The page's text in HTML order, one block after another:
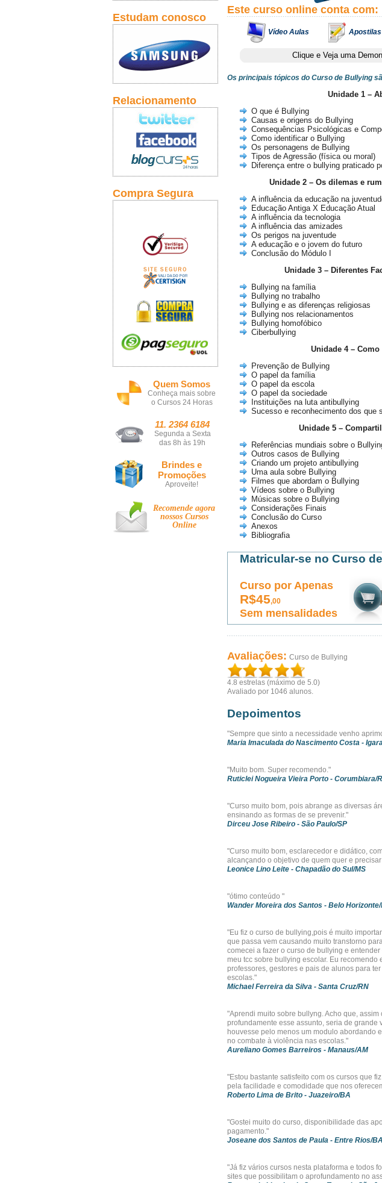
Estudam conosco
Relacionamento
Compra Segura
Quem Somos
Conheça mais sobre
o Cursos 24 Horas
11. 2364 6184
Segunda a Sexta
das 8h às 19h
Brindes e
Promoções
Aproveite!
Recomende agora
nossos Cursos
Online
Este curso online conta com:
Vídeo Aulas Apostilas
Clique e Veja uma
Os principais tópicos do Curso de Bullying
Unidade 1 –
O que é Bullying
Causas e origens do Bullying
Consequências Psicológicas e
Como identificar o Bullying
Os personagens de Bullying
Tipos de Agressão (física ou moral)
Diferença entre o bullying praticado
Unidade 2 – Os dilemas e
A influência da educação na
Educação Antiga X Educação Atual
A influência da tecnologia
A influência das amizades
Os perigos na juventude
A educação e o jovem do futuro
Conclusão do Módulo I
Unidade 3 – Diferentes
Bullying na família
Bullying no trabalho
Bullying e as diferenças religiosas
Bullying nos relacionamentos
Bullying homofóbico
Ciberbullying
Unidade 4 –
Prevenção de Bullying
O papel da família
O papel da escola
O papel da sociedade
Instituições na luta antibullying
Sucesso e reconhecimento dos que
Unidade 5 –
Referências mundiais sobre o
Outros casos de Bullying
Criando um projeto antibullying
Uma aula sobre Bullying
Filmes que abordam o Bullying
Vídeos sobre o Bullying
Músicas sobre o Bullying
Considerações Finais
Conclusão do Curso
Anexos
Bibliografia
Matricular-se no Curso
Curso por Apenas
R$45,00
Sem mensalidades
Avaliações: Curso de Bullying
4.8 estrelas (máximo de 5.0)
Avaliado por 1046 alunos.
Depoimentos
"Sempre que sinto a necessidade venho
Maria Imaculada do Nascimento Costa -
"Muito bom. Super recomendo."
Ruticlei Nogueira Vieira Porto - Corumbiara/
"Curso muito bom, pois abrange as diversas
ensinando as formas de se prevenir."
Dirceu Jose Ribeiro - São Paulo/SP
"Curso muito bom, esclarecedor e didático,
alcançando o objetivo de quem quer e
Leonice Lino Leite - Chapadão do Sul/MS
"ótimo conteúdo "
Wander Moreira dos Santos - Belo Horizonte/
"Eu fiz o curso de bullying,pois é muito
que passa vem causando muito transtorno
comecei a fazer o curso de bullying e
meu tcc sobre bullying escolar. Eu
professores, gestores e pais de alunos para
escolas."
Michael Ferreira da Silva - Santa Cruz/RN
"Aprendi muito sobre bullyng. Acho que,
profundamente esse assunto, seria de
houvesse pelo menos um modulo abordando
no combate à violência nas escolas."
Aureliano Gomes Barreiros - Manaus/AM
"Estou bastante satisfeito com os cursos que
pela facilidade e comodidade que nos
Roberto Lima de Brito - Juazeiro/BA
"Gostei muito do curso, disponibilidade das
pagamento."
Joseane dos Santos de Paula - Entre Rios/BA
"Já fiz vários cursos nesta plataforma e todos
sites que possibilitam o aprofundamento no